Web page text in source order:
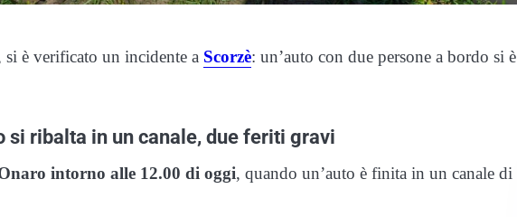
è verificato un incidente a Scorzè: un’auto con due persone a bordo si è
si ribalta in un canale, due feriti gravi
intorno alle 12.00 di oggi, quando un’auto è finita in un canale di